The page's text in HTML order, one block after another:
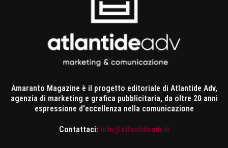
Amaranto Magazine è il progetto editoriale di Atlantide Adv,
agenzia di marketing e grafica pubblicitaria, da oltre 20 anni
espressione d'eccellenza nella comunicazione
Contattaci: info@atlantideadv.it